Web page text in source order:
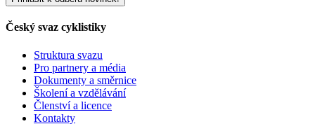
Český svaz cyklistiky
Struktura svazu
Pro partnery a média
Dokumenty a směrnice
Školení a vzdělávání
Členství a licence
Kontakty